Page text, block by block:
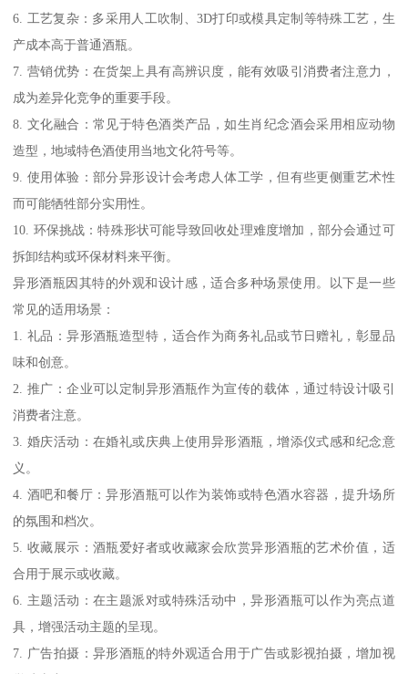
6. 工艺复杂：多采用人工吹制、3D打印或模具定制等特殊工艺，生
产成本高于普通酒瓶。
7. 营销优势：在货架上具有高辨识度，能有效吸引消费者注意力，
成为差异化竞争的重要手段。
8. 文化融合：常见于特色酒类产品，如生肖纪念酒会采用相应动物
造型，地域特色酒使用当地文化符号等。
9. 使用体验：部分异形设计会考虑人体工学，但有些更侧重艺术性
而可能牺牲部分实用性。
10. 环保挑战：特殊形状可能导致回收处理难度增加，部分会通过可
拆卸结构或环保材料来平衡。
异形酒瓶因其特的外观和设计感，适合多种场景使用。以下是一些
常见的适用场景：
1. 礼品：异形酒瓶造型特，适合作为商务礼品或节日赠礼，彰显品
味和创意。
2. 推广：企业可以定制异形酒瓶作为宣传的载体，通过特设计吸引
消费者注意。
3. 婚庆活动：在婚礼或庆典上使用异形酒瓶，增添仪式感和纪念意
义。
4. 酒吧和餐厅：异形酒瓶可以作为装饰或特色酒水容器，提升场所
的氛围和档次。
5. 收藏展示：酒瓶爱好者或收藏家会欣赏异形酒瓶的艺术价值，适
合用于展示或收藏。
6. 主题活动：在主题派对或特殊活动中，异形酒瓶可以作为亮点道
具，增强活动主题的呈现。
7. 广告拍摄：异形酒瓶的特外观适合用于广告或影视拍摄，增加视